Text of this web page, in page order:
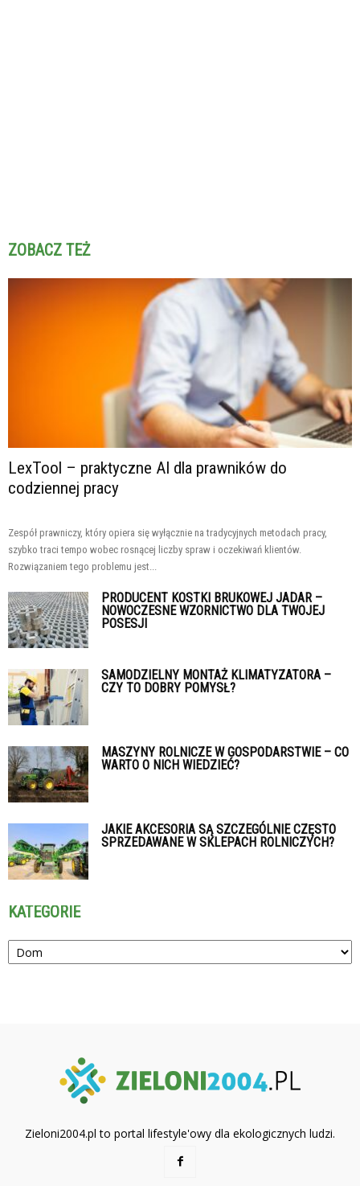
ZOBACZ TEŻ
LexTool – praktyczne AI dla prawników do
codziennej pracy
Zespół prawniczy, który opiera się wyłącznie na tradycyjnych metodach pracy,
szybko traci tempo wobec rosnącej liczby spraw i oczekiwań klientów.
Rozwiązaniem tego problemu jest...
PRODUCENT KOSTKI BRUKOWEJ JADAR –
NOWOCZESNE WZORNICTWO DLA TWOJEJ
POSESJI
SAMODZIELNY MONTAŻ KLIMATYZATORA –
CZY TO DOBRY POMYSŁ?
MASZYNY ROLNICZE W GOSPODARSTWIE – CO
WARTO O NICH WIEDZIEĆ?
JAKIE AKCESORIA SĄ SZCZEGÓLNIE CZĘSTO
SPRZEDAWANE W SKLEPACH ROLNICZYCH?
KATEGORIE
Kategorie
Zieloni2004.pl to portal lifestyle'owy dla ekologicznych ludzi.